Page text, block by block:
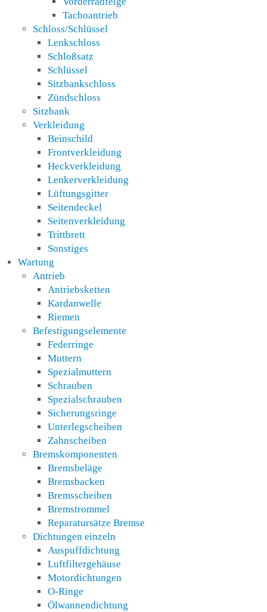
Tachoantrieb
Schloss/Schlüssel
Lenkschloss
Schloßsatz
Schlüssel
Sitzbankschloss
Zündschloss
Sitzbank
Verkleidung
Beinschild
Frontverkleidung
Heckverkleidung
Lenkerverkleidung
Lüftungsgitter
Seitendeckel
Seitenverkleidung
Trittbrett
Sonstiges
Wartung
Antrieb
Antriebsketten
Kardanwelle
Riemen
Befestigungselemente
Federringe
Muttern
Spezialmuttern
Schrauben
Spezialschrauben
Sicherungsringe
Unterlegscheiben
Zahnscheiben
Bremskomponenten
Bremsbeläge
Bremsbacken
Bremsscheiben
Bremstrommel
Reparatursätze Bremse
Dichtungen einzeln
Auspuffdichtung
Luftfiltergehäuse
Motordichtungen
O-Ringe
Ölwannendichtung